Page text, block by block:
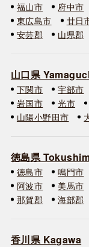
福山市 府中市
東広島市
廿日
安芸郡
山県郡
山口県
下関市 宇部市
岩国市
光市
山陽小野田市
徳島県
徳島市 鳴門市
阿波市
美馬市
那賀郡
海部郡
香川県 Kagawa